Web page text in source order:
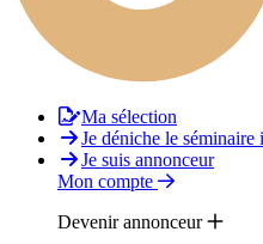
Ma sélection
Je déniche le séminaire
Je suis annonceur
Mon compte
Devenir annonceur